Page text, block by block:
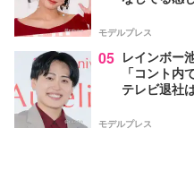
モデルプレス
05 レインボー
「コント内
テレビ退社
モデルプレス